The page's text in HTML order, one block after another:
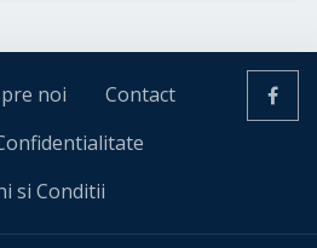
noi
Contact
si Conditii